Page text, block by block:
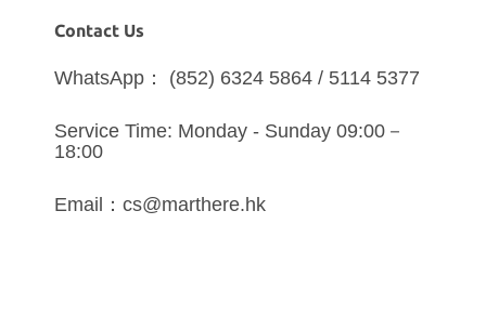
Contact Us
WhatsApp： (852) 6324 5864 / 5114 5377
Service Time: Monday - Sunday 09:00－
18:00
Email：cs@marthere.hk